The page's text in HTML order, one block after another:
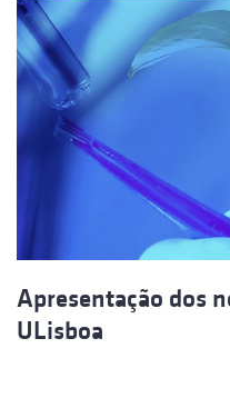
Apresentação dos
ULisboa